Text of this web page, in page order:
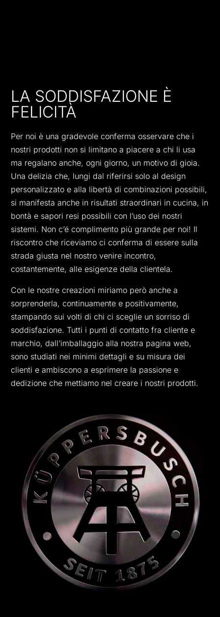
LA SODDISFAZIONE È
FELICITÀ
Per noi è una gradevole conferma osservare che i
nostri prodotti non si limitano a piacere a chi li usa
ma regalano anche, ogni giorno, un motivo di gioia.
Una delizia che, lungi dal riferirsi solo al design
personalizzato e alla libertà di combinazioni possibili,
si manifesta anche in risultati straordinari in cucina, in
bontà e sapori resi possibili con l’uso dei nostri
sistemi. Non c’é complimento più grande per noi! Il
riscontro che riceviamo ci conferma di essere sulla
strada giusta nel nostro venire incontro,
costantemente, alle esigenze della clientela.
Con le nostre creazioni miriamo però anche a
sorprenderla, continuamente e positivamente,
stampando sui volti di chi ci sceglie un sorriso di
soddisfazione. Tutti i punti di contatto fra cliente e
marchio, dall’imballaggio alla nostra pagina web,
sono studiati nei minimi dettagli e su misura dei
clienti e ambiscono a esprimere la passione e
dedizione che mettiamo nel creare i nostri prodotti.